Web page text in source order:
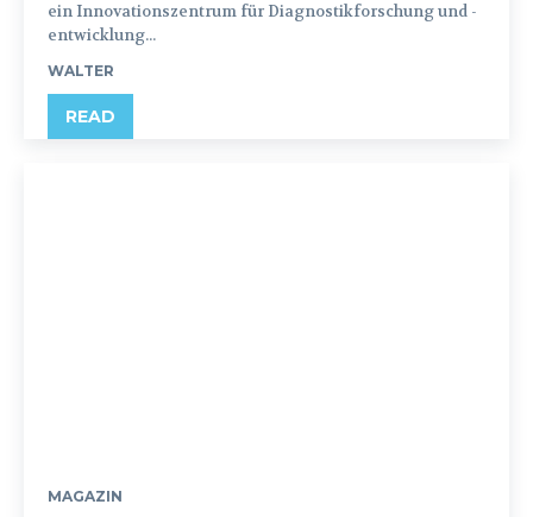
ein Innovationszentrum für Diagnostikforschung und -
entwicklung...
WALTER
READ
MAGAZIN